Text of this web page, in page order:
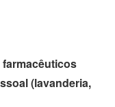
(lavanderia,